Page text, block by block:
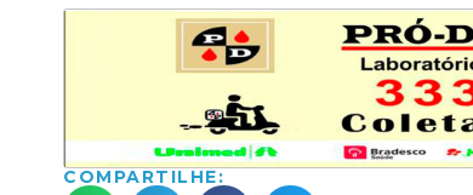
COMPARTILHE: